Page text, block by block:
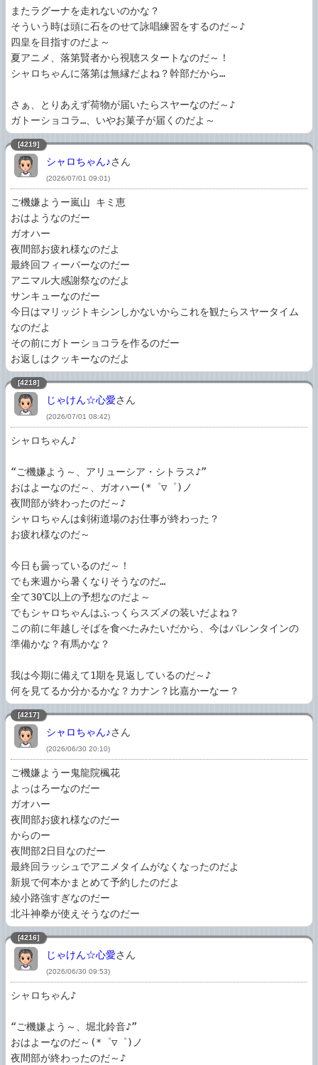
またラグーナを走れないのかな？
そういう時は頭に石をのせて詠唱練習をするのだ～♪
四皇を目指すのだよ～
夏アニメ、落第賢者から視聴スタートなのだ～！
シャロちゃんに落第は無縁だよね？幹部だから…
さぁ、とりあえず荷物が届いたらスヤーなのだ～♪
ガトーショコラ…、いやお菓子が届くのだよ～
[4219]
シャロちゃん♪さん
(2026/07/01 09:01)
ご機嫌ようー嵐山 キミ恵
おはようなのだー
ガオハー
夜間部お疲れ様なのだよ
最終回フィーバーなのだー
アニマル大感謝祭なのだよ
サンキューなのだー
今日はマリッジトキシンしかないからこれを観たらスヤータイム
なのだよ
その前にガトーショコラを作るのだー
お返しはクッキーなのだよ
[4218]
じゃけん☆心愛さん
(2026/07/01 08:42)
シャロちゃん♪
“ご機嫌よう～、アリューシア・シトラス♪”
おはよーなのだ～、ガオハー(*゜▽゜)ノ
夜間部が終わったのだ～♪
シャロちゃんは剣術道場のお仕事が終わった？
お疲れ様なのだ～
今日も曇っているのだ～！
でも来週から暑くなりそうなのだ…
全て30℃以上の予想なのだよ～
でもシャロちゃんはふっくらスズメの装いだよね？
この前に年越しそばを食べたみたいだから、今はバレンタインの
準備かな？有馬かな？
我は今期に備えて1期を見返しているのだ～♪
何を見てるか分かるかな？カナン？比嘉かーなー？
[4217]
シャロちゃん♪さん
(2026/06/30 20:10)
ご機嫌ようー鬼龍院楓花
よっはろーなのだー
ガオハー
夜間部お疲れ様なのだー
からのー
夜間部2日目なのだー
最終回ラッシュでアニメタイムがなくなったのだよ
新規で何本かまとめて予約したのだよ
綾小路強すぎなのだー
北斗神拳が使えそうなのだー
[4216]
じゃけん☆心愛さん
(2026/06/30 09:53)
シャロちゃん♪
“ご機嫌よう～、堀北鈴音♪”
おはよーなのだ～(*゜▽゜)ノ
夜間部が終わったのだ～♪